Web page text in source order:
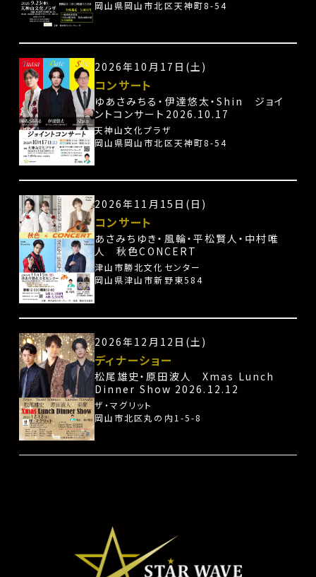
岡山県岡山市北区天神町8-54
2026年10月17日(土)
コンサート
ゆあさみちる・伊達悠太・Shin ジョイ
ントコンサート2026.10.17
天神山文化プラザ
岡山県岡山市北区天神町8-54
2026年11月15日(日)
コンサート
あさみちゆき・風輪・平松賢人・中村唯
人 秋色CONCERT
津山市勝北文化センター
岡山県津山市新野東584
2026年12月12日(土)
ディナーショー
松尾雄史・原田波人 Xmas Lunch
Dinner Show 2026.12.12
ザ・マグリット
岡山市北区丸の内1-5-8